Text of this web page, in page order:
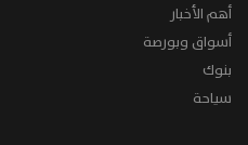
أهم الأخبار
أسواق وبورصة
بنوك
سياحة